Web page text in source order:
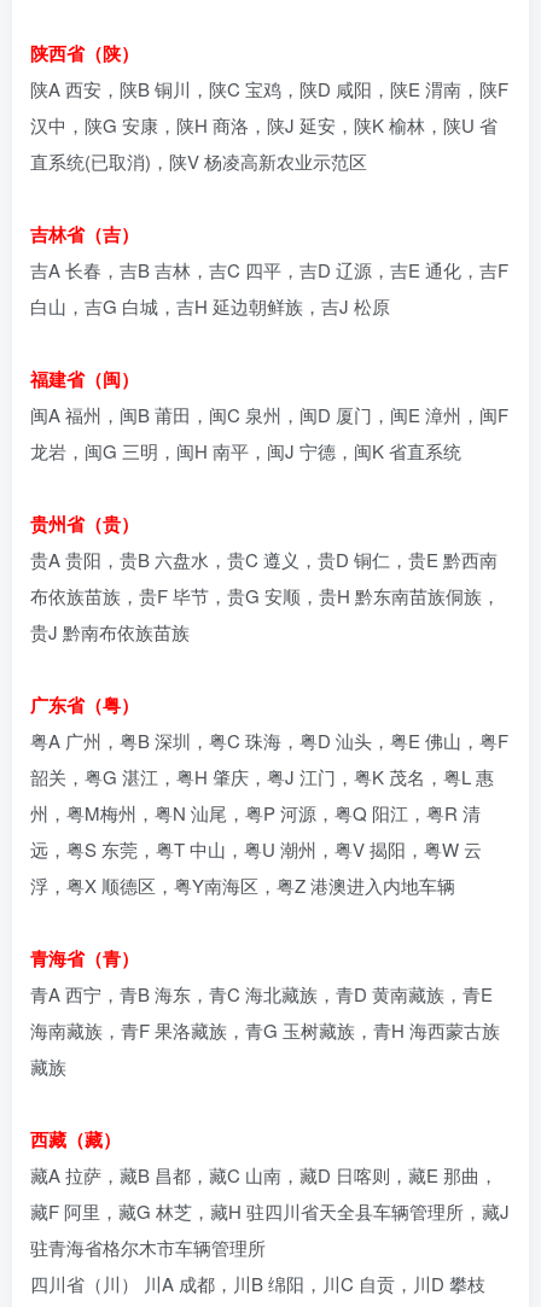
陕西省（陕）
陕A 西安，陕B 铜川，陕C 宝鸡，陕D 咸阳，陕E 渭南，陕F
汉中，陕G 安康，陕H 商洛，陕J 延安，陕K 榆林，陕U 省
直系统(已取消)，陕V 杨凌高新农业示范区
吉林省（吉）
吉A 长春，吉B 吉林，吉C 四平，吉D 辽源，吉E 通化，吉F
白山，吉G 白城，吉H 延边朝鲜族，吉J 松原
福建省（闽）
闽A 福州，闽B 莆田，闽C 泉州，闽D 厦门，闽E 漳州，闽F
龙岩，闽G 三明，闽H 南平，闽J 宁德，闽K 省直系统
贵州省（贵）
贵A 贵阳，贵B 六盘水，贵C 遵义，贵D 铜仁，贵E 黔西南
布依族苗族，贵F 毕节，贵G 安顺，贵H 黔东南苗族侗族，
贵J 黔南布依族苗族
广东省（粤）
粤A 广州，粤B 深圳，粤C 珠海，粤D 汕头，粤E 佛山，粤F
韶关，粤G 湛江，粤H 肇庆，粤J 江门，粤K 茂名，粤L 惠
州，粤M梅州，粤N 汕尾，粤P 河源，粤Q 阳江，粤R 清
远，粤S 东莞，粤T 中山，粤U 潮州，粤V 揭阳，粤W 云
浮，粤X 顺德区，粤Y南海区，粤Z 港澳进入内地车辆
青海省（青）
青A 西宁，青B 海东，青C 海北藏族，青D 黄南藏族，青E
海南藏族，青F 果洛藏族，青G 玉树藏族，青H 海西蒙古族
藏族
西藏（藏）
藏A 拉萨，藏B 昌都，藏C 山南，藏D 日喀则，藏E 那曲，
藏F 阿里，藏G 林芝，藏H 驻四川省天全县车辆管理所，藏J
驻青海省格尔木市车辆管理所
四川省（川） 川A 成都，川B 绵阳，川C 自贡，川D 攀枝